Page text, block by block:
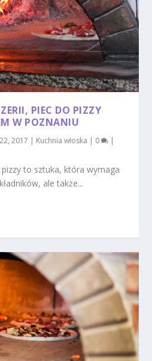
PIEC DO PIZZY
W POZNANIU
2017 | Kuchnia włoska | 0 |
to sztuka, która wymaga
ale także...